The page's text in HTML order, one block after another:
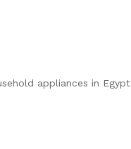
appliances in Egypt